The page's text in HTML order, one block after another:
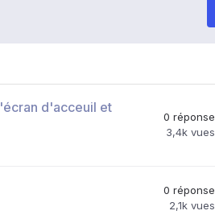
d'acceuil et
0 réponse
3,4k vues
0 réponse
2,1k vues